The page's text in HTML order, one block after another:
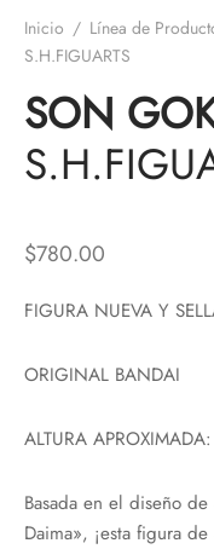
Inicio / Línea de
S.H.FIGUARTS
SON
$780.00
FIGURA NUEVA Y
ORIGINAL BANDAI
ALTURA
Basada en el diseño
Daima», ¡esta figura